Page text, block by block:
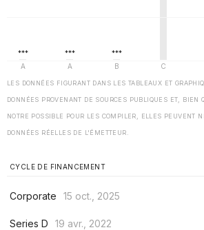
LES DONNÉES FIGURANT DANS LES TABLEAUX ET
DONNÉES PROVENANT DE SOURCES PUBLIQUES ET, BIEN
NOTRE POSSIBLE POUR LES COMPILER, ELLES PEUVENT
DONNÉES RÉELLES DE L'ÉMETTEUR.
CYCLE DE FINANCEMENT
Corporate
15 oct., 2025
Series D
19 avr., 2022